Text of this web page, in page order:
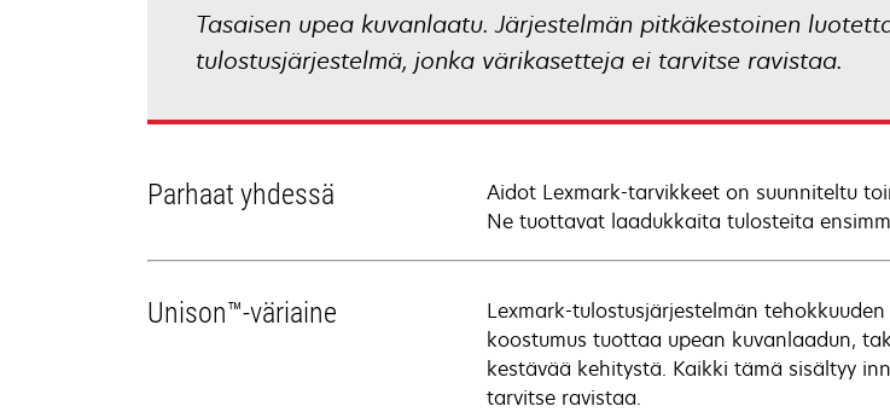
Tasaisen upea kuvanlaatu. Järjestelmän pitkäkestoinen
tulostusjärjestelmä, jonka värikasetteja ei tarvitse ravistaa.
Parhaat yhdessä
Aidot Lexmark-tarvikkeet on suunniteltu
Ne tuottavat laadukkaita tulosteita
Unison™-väriaine
Lexmark-tulostusjärjestelmän
koostumus tuottaa upean kuvanlaadun,
kestävää kehitystä. Kaikki tämä sisältyy
tarvitse ravistaa.